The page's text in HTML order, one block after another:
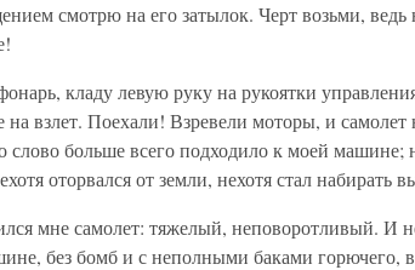
смотрю на его затылок. Черт возьми,
кладу левую руку на рукоятки
на взлет. Поехали! Взревели моторы, и самолет
слово больше всего подходило к моей машине;
оторвался от земли, нехотя стал набирать
мне самолет: тяжелый, неповоротливый. И
без бомб и с неполными баками горючего,